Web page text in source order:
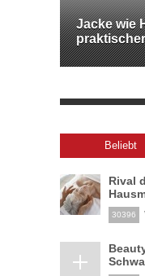
Jacke wie
Beliebt
Rival
30396